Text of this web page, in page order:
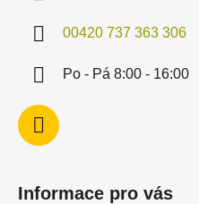
00420 737 363 306
Po - Pá 8:00 - 16:00
Informace pro vás